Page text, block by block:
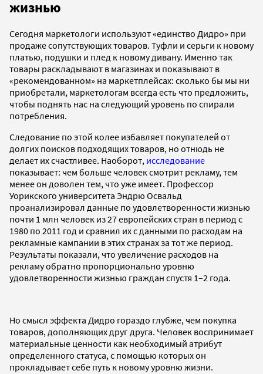
жизнью
Сегодня маркетологи используют «единство Дидро» при
продаже сопутствующих товаров. Туфли и серьги к новому
платью, подушки и плед к новому дивану. Именно так
товары раскладывают в магазинах и показывают в
«рекомендованном» на маркетплейсах: сколько бы мы ни
приобретали, маркетологам всегда есть что предложить,
чтобы поднять нас на следующий уровень по спирали
потребления.
Следование по этой колее избавляет покупателей от
долгих поисков подходящих товаров, но отнюдь не
делает их счастливее. Наоборот, исследование
показывает: чем больше человек смотрит рекламу, тем
менее он доволен тем, что уже имеет. Профессор
Уорикского университета Эндрю Освальд
проанализировал данные по удовлетворенности жизнью
почти 1 млн человек из 27 европейских стран в период с
1980 по 2011 год и сравнил их с данными по расходам на
рекламные кампании в этих странах за тот же период.
Результаты показали, что увеличение расходов на
рекламу обратно пропорционально уровню
удовлетворенности жизнью граждан спустя 1–2 года.
Но смысл эффекта Дидро гораздо глубже, чем покупка
товаров, дополняющих друг друга. Человек воспринимает
материальные ценности как необходимый атрибут
определенного статуса, с помощью которых он
прокладывает себе путь к новому уровню жизни.